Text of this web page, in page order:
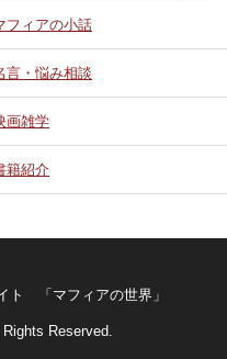
フィアの小話
言・悩み相談
画雑学
籍紹介
ト 「マフィアの世界」
Reserved.